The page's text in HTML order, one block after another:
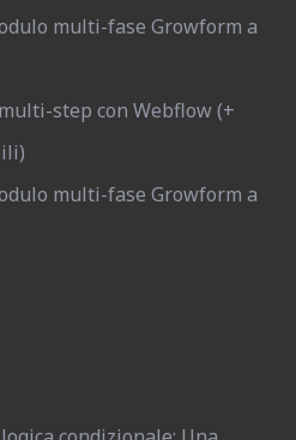
multi-fase Growform a
step con Webflow (+
multi-fase Growform a